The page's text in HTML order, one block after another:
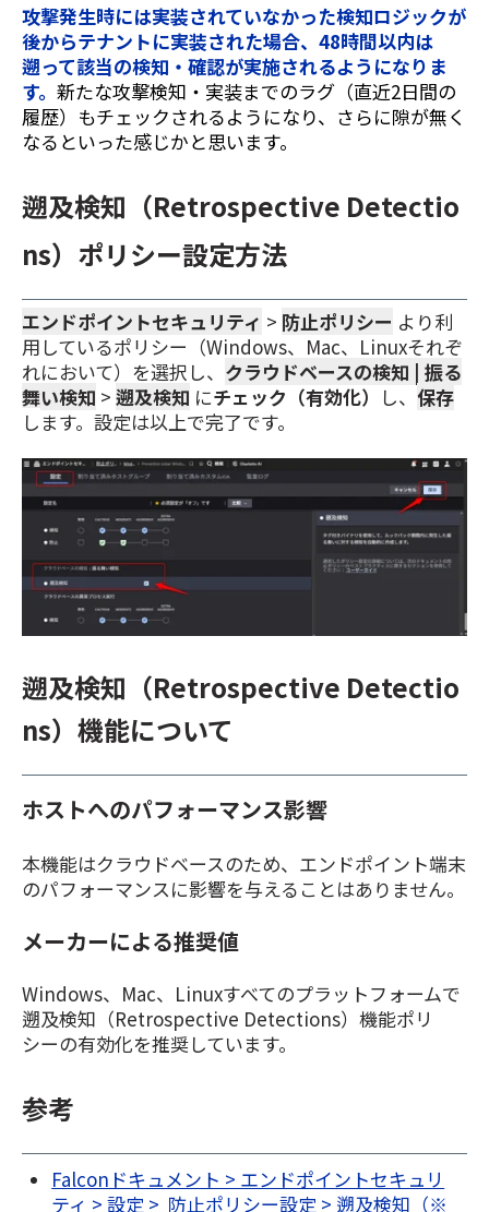
攻撃発生時には実装されていなかった検知ロジックが
後からテナントに実装された場合、48時間以内は
遡って該当の検知・確認が実施されるようになりま
す。 新たな攻撃検知・実装までのラグ（直近2日間の
履歴）もチェックされるようになり、さらに隙が無く
なるといった感じかと思います。
遡及検知（Retrospective Detectio
ns）ポリシー設定方法
エンドポイントセキュリティ > 防止ポリシー より利
用しているポリシー（Windows、Mac、Linuxそれぞ
れにおいて）を選択し、 クラウドベースの検知 | 振る
舞い検知 > 遡及検知 にチェック（有効化） し、 保存
します。設定は以上で完了です。
遡及検知（Retrospective Detectio
ns）機能について
ホストへのパフォーマンス影響
本機能はクラウドベースのため、エンドポイント端末
のパフォーマンスに影響を与えることはありません。
メーカーによる推奨値
Windows、Mac、Linuxすべてのプラットフォームで
遡及検知（Retrospective Detections）機能ポリ
シーの有効化を推奨しています。
参考
Falconドキュメント > エンドポイントセキュリ
ティ > 設定 > 防止ポリシー設定 > 遡及検知（※